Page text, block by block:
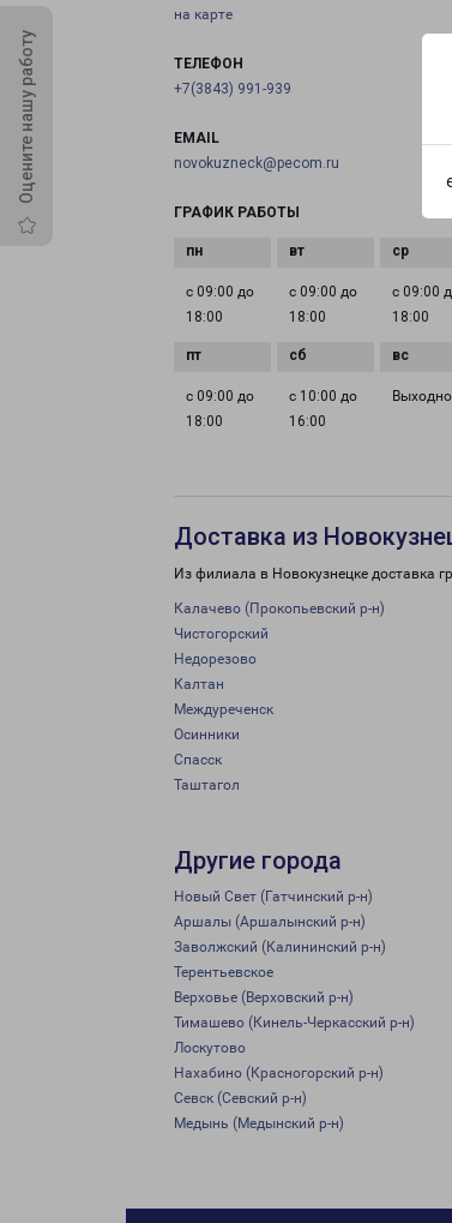
Оцените нашу работу
на карте
ТЕЛЕФОН
+7(3843) 991-939
EMAIL
novokuzneck@pecom.ru
ГРАФИК РАБОТЫ
с 09:00 до
18:00
с 09:00 до
18:00
с 09:00
18:00
с 09:00 до
18:00
с 10:00 до
16:00
Доставка из
Из филиала в Новокузнецке доставка
Калачево (Прокопьевский р-н)
Чистогорский
Недорезово
Калтан
Междуреченск
Осинники
Спасск
Таштагол
Другие города
Новый Свет (Гатчинский р-н)
Аршалы (Аршалынский р-н)
Заволжский (Калининский р-н)
Терентьевское
Верховье (Верховский р-н)
Тимашево (Кинель-Черкасский р-н)
Лоскутово
Нахабино (Красногорский р-н)
Севск (Севский р-н)
Медынь (Медынский р-н)